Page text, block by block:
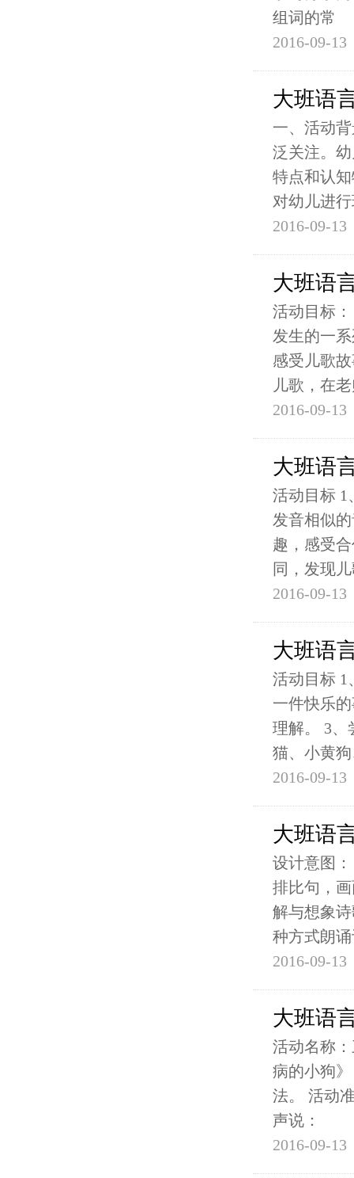
组词的常
2016-09-13
大班语
一、活动
泛关注。
特点和认
对幼儿进
2016-09-13
大班语
活动目标
发生的一
感受儿歌
儿歌，在
2016-09-13
大班语
活动目标 1
发音相似
趣，感受
同，发现
2016-09-13
大班语
活动目标 1
一件快乐
理解。 3、
猫、小黄
2016-09-13
大班语
设计意图
排比句，
解与想象
种方式朗
2016-09-13
大班语
活动名称
病的小狗
法。 活动
声说：
2016-09-13